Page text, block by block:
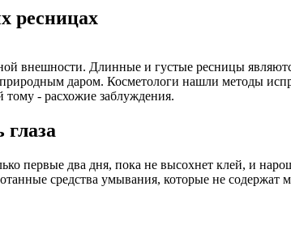
ресницах
внешности. Длинные и густые ресницы
природным даром. Косметологи нашли методы
тому - расхожие заблуждения.
первые два дня, пока не высохнет клей, и
средства умывания, которые не